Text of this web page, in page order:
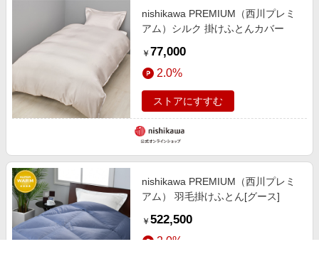
nishikawa PREMIUM（西川プレミ
アム）シルク 掛けふとんカバー
￥ 77,000
2.0%
ストアにすすむ
nishikawa PREMIUM（西川プレミ
アム） 羽毛掛けふとん[グース]
￥ 522,500
2.0%